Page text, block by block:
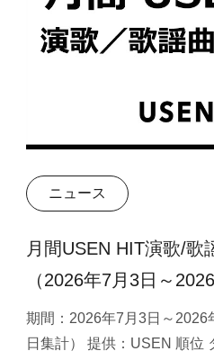
ニュース
月間USEN HIT演歌/歌
（2026年7月3日～
期間：2026年7月3日～2026
日集計） 提供：USEN 順位